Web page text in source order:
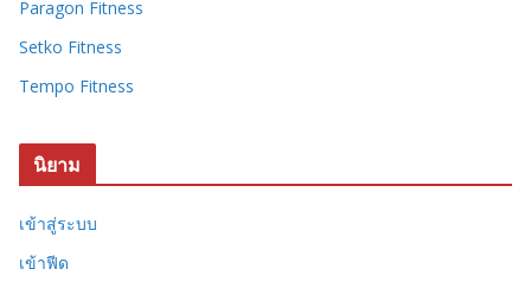
Paragon Fitness
Setko Fitness
Tempo Fitness
นิยาม
เข้าสู่ระบบ
เข้าฟีด